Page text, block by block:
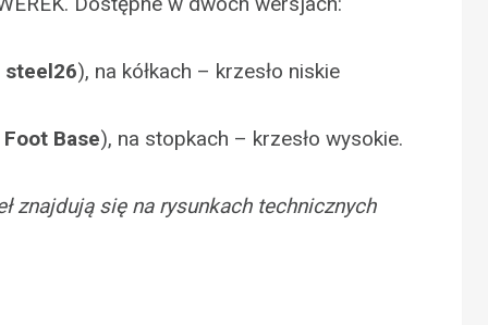
steel26), na kółkach – krzesło niskie
Foot Base), na stopkach – krzesło wysokie.
znajdują się na rysunkach technicznych